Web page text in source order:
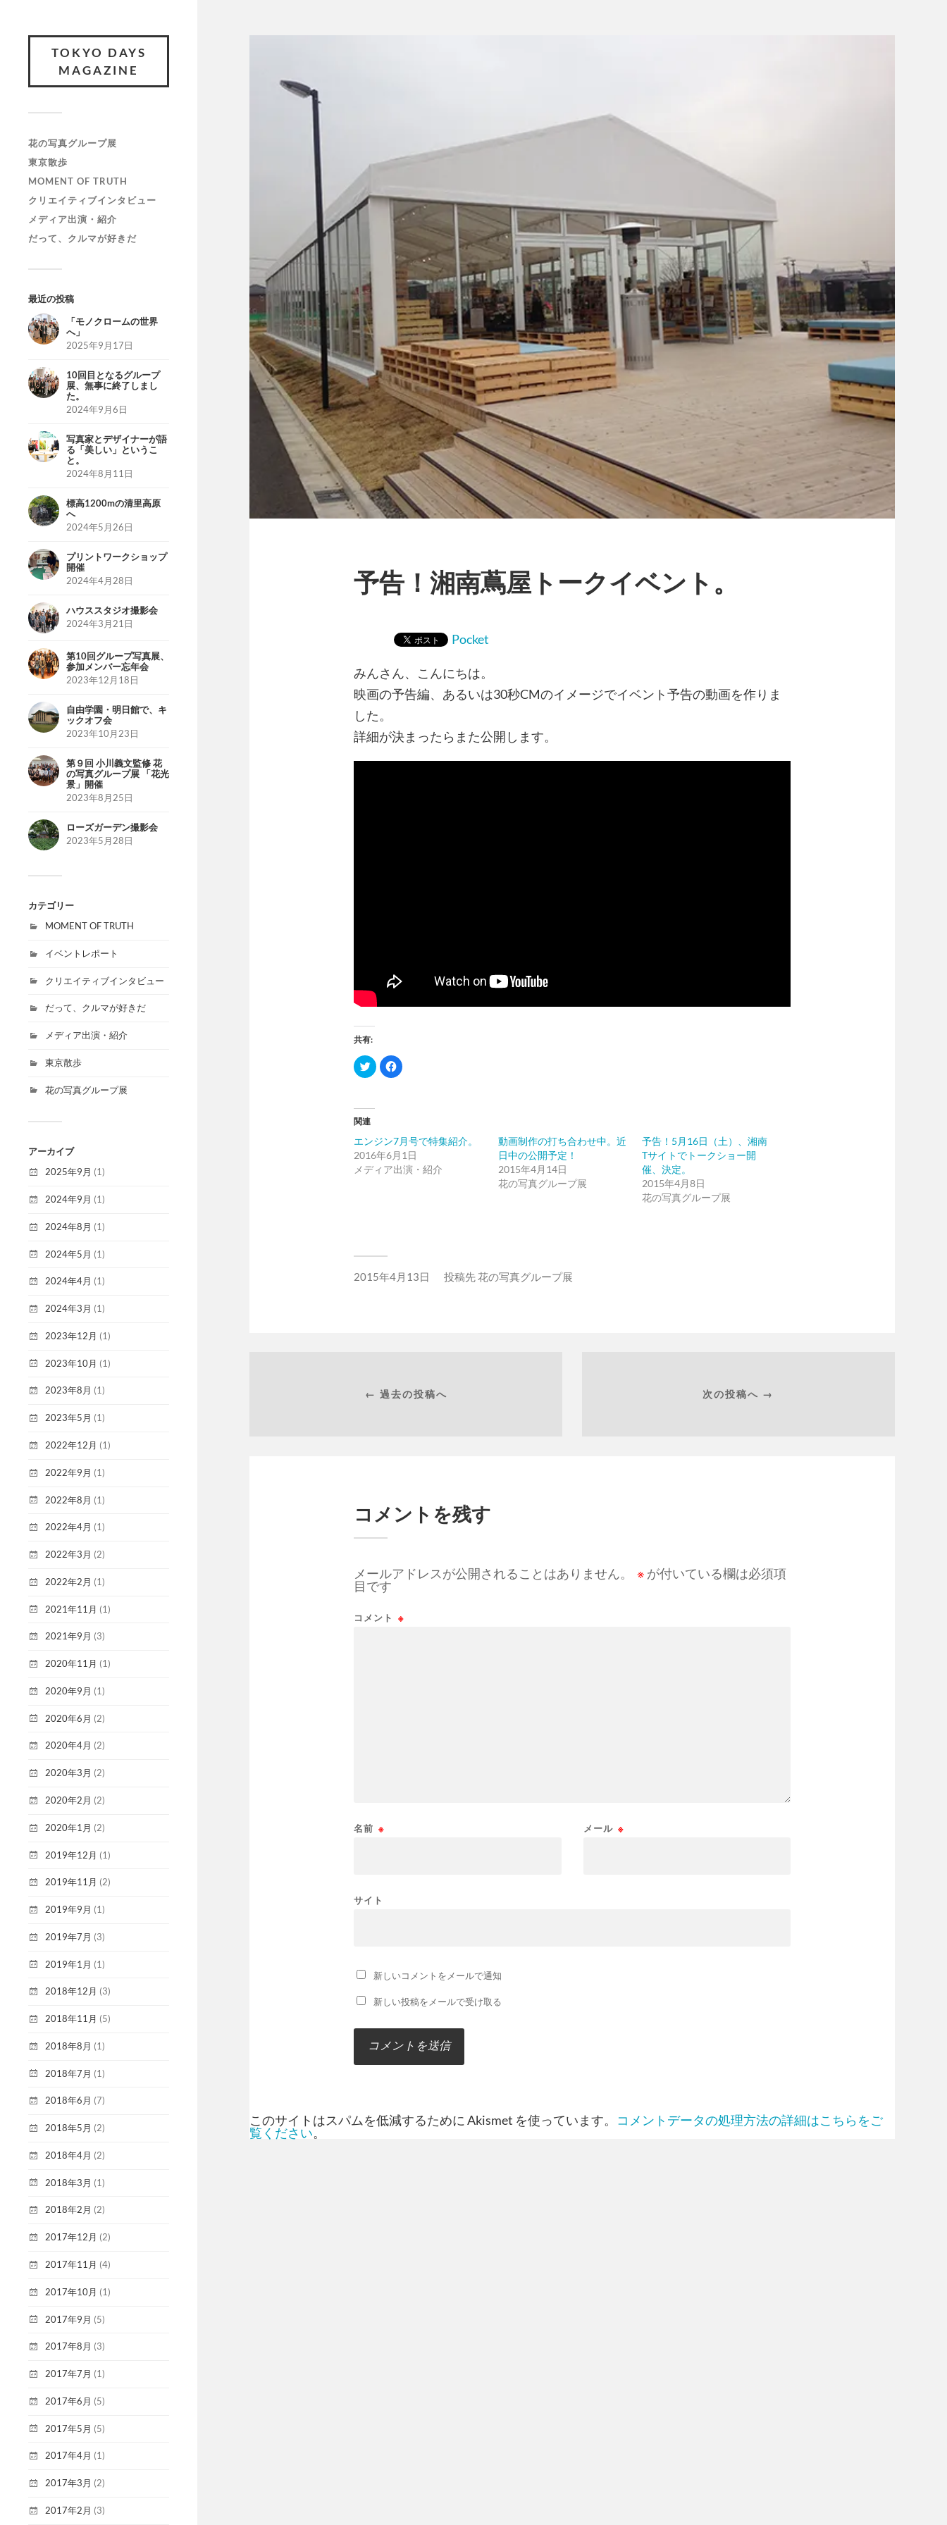
TOKYO DAYS
MAGAZINE
花の写真グループ展
東京散歩
MOMENT OF TRUTH
クリエイティブインタビュー
メディア出演・紹介
だって、クルマが好きだ
最近の投稿
「モノクロームの世界
へ」
2025年9月17日
10回目となるグループ
展、無事に終了しまし
た。
2024年9月6日
写真家とデザイナーが語
る「美しい」というこ
と。
2024年8月11日
標高1200mの清里高原
へ
2024年5月26日
プリントワークショップ
開催
2024年4月28日
ハウススタジオ撮影会
2024年3月21日
第10回グループ写真展、
参加メンバー忘年会
2023年12月18日
自由学園・明日館で、キ
ックオフ会
2023年10月23日
第９回 小川義文監修 花
の写真グループ展 「花光
景」開催
2023年8月25日
ローズガーデン撮影会
2023年5月28日
カテゴリー
MOMENT OF TRUTH
イベントレポート
クリエイティブインタビュー
だって、クルマが好きだ
メディア出演・紹介
東京散歩
花の写真グループ展
アーカイブ
2025年9月 (1)
2024年9月 (1)
2024年8月 (1)
2024年5月 (1)
2024年4月 (1)
2024年3月 (1)
2023年12月 (1)
2023年10月 (1)
2023年8月 (1)
2023年5月 (1)
2022年12月 (1)
2022年9月 (1)
2022年8月 (1)
2022年4月 (1)
2022年3月 (2)
2022年2月 (1)
2021年11月 (1)
2021年9月 (3)
2020年11月 (1)
2020年9月 (1)
2020年6月 (2)
2020年4月 (2)
2020年3月 (2)
2020年2月 (2)
2020年1月 (2)
2019年12月 (1)
2019年11月 (2)
2019年9月 (1)
2019年7月 (3)
2019年1月 (1)
2018年12月 (3)
2018年11月 (5)
2018年8月 (1)
2018年7月 (1)
2018年6月 (7)
2018年5月 (2)
2018年4月 (2)
2018年3月 (1)
2018年2月 (2)
2017年12月 (2)
2017年11月 (4)
2017年10月 (1)
2017年9月 (5)
2017年8月 (3)
2017年7月 (1)
2017年6月 (5)
2017年5月 (5)
2017年4月 (1)
2017年3月 (2)
2017年2月 (3)
予告！湘南蔦屋トークイベント。
Pocket
みんさん、こんにちは。
映画の予告編、あるいは30秒CMのイメージでイベント予告の動画を作りま
した。
詳細が決まったらまた公開します。
共有:
ク
リ
て
有
(新
し
い
ウ
Facebook
で
リ
ッ
ク
し
て
ウ
で
関連
エンジン7月号で特集紹介。
2016年6月1日
メディア出演・紹介
動画制作の打ち合わせ中。近
日中の公開予定！
2015年4月14日
花の写真グループ展
予告！5月16日（土）、湘南
Tサイトでトークショー開
催、決定。
2015年4月8日
花の写真グループ展
2015年4月13日 投稿先花の写真グループ展
← 過去の投稿へ 次の投稿へ →
コメントを残す
メールアドレスが公開されることはありません。 ※ が付いている欄は必須項
目です
コメント ※
名前 ※ メール ※
サイト
新しいコメントをメールで通知
新しい投稿をメールで受け取る
このサイトはスパムを低減するために Akismet を使っています。 コメントデータの処理方法の詳細はこちらをご
覧ください。